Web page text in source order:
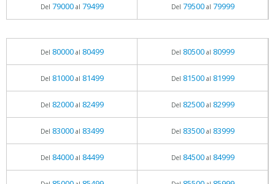
Del 79000al 79499 Del 79500al 79999
Del 80000al 80499 Del 80500al 80999
Del 81000al 81499 Del 81500al 81999
Del 82000al 82499 Del 82500al 82999
Del 83000al 83499 Del 83500al 83999
Del 84000al 84499 Del 84500al 84999